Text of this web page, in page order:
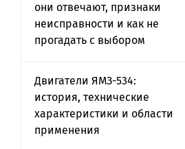
они отвечают, признаки
неисправности и как не
прогадать с выбором
Двигатели ЯМЗ-534:
история, технические
характеристики и области
применения